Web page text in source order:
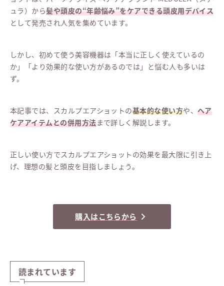
ュラ）から髪や頭皮の“年齢悩み”をケアできる頭皮用デバイス
として発売され人気を集めています。
しかし、初めて使う美容機器は「本当に正しく使えているの
か」「より効果的な使い方があるのでは」と悩む人も多いは
ず。
本記事では、スカルプエアショットの基本的な使い方や、 ヘア
ケアアイテムとの併用方法まで詳しく解説します。
正しい使い方でスカルプエアショットの効果を最大限に引き上
げ、理想の髪と頭皮を目指しましょう。
購入はこちらから
読まれています